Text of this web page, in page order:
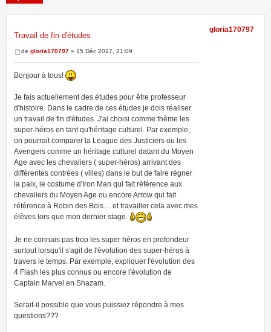
Travail de fin d'études
de gloria170797 » 15 Déc 2017, 21:09
Bonjour à tous!
Je fais actuellement des études pour être professeur
d'histoire. Dans le cadre de ces études je dois réaliser
un travail de fin d'études. J'ai choisi comme thème les
super-héros en tant qu'héritage culturel. Par exemple,
on pourrait comparer la League des Justiciers ou les
Avengers comme un héritage culturel datant du Moyen
Age avec les chevaliers ( super-héros) arrivant des
différentes contrées ( villes) dans le but de faire régner
la paix, le costume d'Iron Man qui fait référence aux
chevaliers du Moyen Age ou encore Arrow qui fait
référence à Robin des Bois.... et travailler cela avec mes
élèves lors que mon dernier stage.
Je ne connais pas trop les super héros en profondeur
surtout lorsqu'il s'agit de l'évolution des super-héros à
travers le temps. Par exemple, expliquer l'évolution des
4 Flash les plus connus ou encore l'évolution de
Captain Marvel en Shazam.
Serait-il possible que vous puissiez répondre à mes
questions???
gloria170797